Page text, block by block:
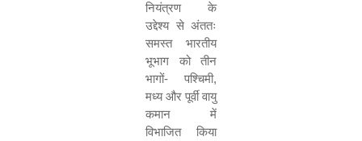
नियंत्रण के
उद्देश्य से अंततः
समस्त भारतीय
भूभाग को तीन
भागों- पश्चिमी,
मध्य और पूर्वी वायु
कमान में
विभाजित किया